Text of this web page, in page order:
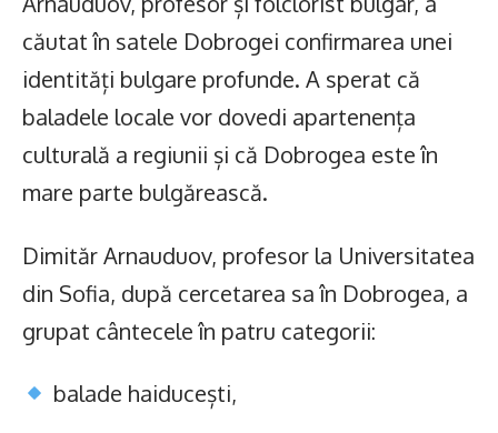
căutat în satele Dobrogei confirmarea unei
identități bulgare profunde. A sperat că
baladele locale vor dovedi apartenența
culturală a regiunii și că Dobrogea este în
mare parte bulgărească.
Dimităr Arnauduov, profesor la Universitatea
din Sofia, după cercetarea sa în Dobrogea, a
grupat cântecele în patru categorii:
balade haiducești,